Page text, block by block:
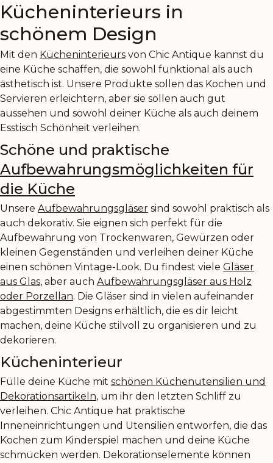
Kücheninterieurs in
schönem Design
Mit den Kücheninterieurs von Chic Antique kannst du
eine Küche schaffen, die sowohl funktional als auch
ästhetisch ist. Unsere Produkte sollen das Kochen und
Servieren erleichtern, aber sie sollen auch gut
aussehen und sowohl deiner Küche als auch deinem
Esstisch Schönheit verleihen.
Schöne und praktische
Aufbewahrungsmöglichkeiten für
die Küche
Unsere Aufbewahrungsgläser sind sowohl praktisch als
auch dekorativ. Sie eignen sich perfekt für die
Aufbewahrung von Trockenwaren, Gewürzen oder
kleinen Gegenständen und verleihen deiner Küche
einen schönen Vintage-Look. Du findest viele Gläser
aus Glas, aber auch Aufbewahrungsgläser aus Holz
oder Porzellan. Die Gläser sind in vielen aufeinander
abgestimmten Designs erhältlich, die es dir leicht
machen, deine Küche stilvoll zu organisieren und zu
dekorieren.
Kücheninterieur
Fülle deine Küche mit schönen Küchenutensilien und
Dekorationsartikeln, um ihr den letzten Schliff zu
verleihen. Chic Antique hat praktische
Inneneinrichtungen und Utensilien entworfen, die das
Kochen zum Kinderspiel machen und deine Küche
schmücken werden. Dekorationselemente können